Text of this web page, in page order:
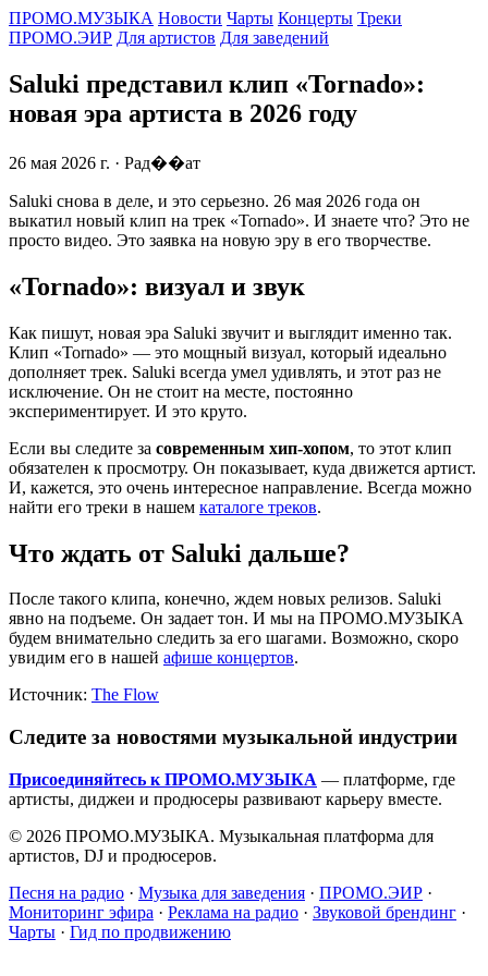
ПРОМО.МУЗЫКА Новости Чарты Концерты Треки
ПРОМО.ЭИР Для артистов Для заведений
Saluki представил клип «Tornado»:
новая эра артиста в 2026 году
26 мая 2026 г. · Рад��ат
Saluki снова в деле, и это серьезно. 26 мая 2026 года он
выкатил новый клип на трек «Tornado». И знаете что? Это не
просто видео. Это заявка на новую эру в его творчестве.
«Tornado»: визуал и звук
Как пишут, новая эра Saluki звучит и выглядит именно так.
Клип «Tornado» — это мощный визуал, который идеально
дополняет трек. Saluki всегда умел удивлять, и этот раз не
исключение. Он не стоит на месте, постоянно
экспериментирует. И это круто.
Если вы следите за современным хип-хопом, то этот клип
обязателен к просмотру. Он показывает, куда движется артист.
И, кажется, это очень интересное направление. Всегда можно
найти его треки в нашем каталоге треков.
Что ждать от Saluki дальше?
После такого клипа, конечно, ждем новых релизов. Saluki
явно на подъеме. Он задает тон. И мы на ПРОМО.МУЗЫКА
будем внимательно следить за его шагами. Возможно, скоро
увидим его в нашей афише концертов.
Источник: The Flow
Следите за новостями музыкальной индустрии
Присоединяйтесь к ПРОМО.МУЗЫКА — платформе, где
артисты, диджеи и продюсеры развивают карьеру вместе.
© 2026 ПРОМО.МУЗЫКА. Музыкальная платформа для
артистов, DJ и продюсеров.
Песня на радио · Музыка для заведения · ПРОМО.ЭИР ·
Мониторинг эфира · Реклама на радио · Звуковой брендинг ·
Чарты · Гид по продвижению